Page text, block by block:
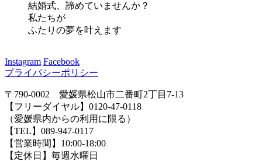
結婚式、諦めていませんか？
私たちが
ふたりの夢を叶えます
Instagram Facebook
プライバシーポリシー
〒790-0002 愛媛県松山市二番町2丁目7-13
【フリーダイヤル】0120-47-0118
（愛媛県内からの利用に限る）
【TEL】089-947-0117
【営業時間】10:00-18:00
【定休日】毎週水曜日